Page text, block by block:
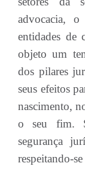
advocacia,
entidades de
objeto um
dos pilares
seus efeitos
nascimento,
o seu fim.
segurança
respeitando-